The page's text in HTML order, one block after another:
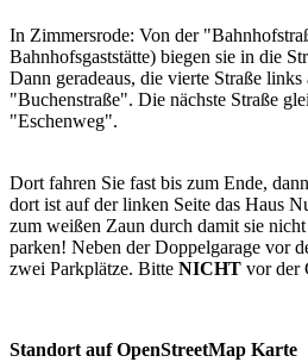
In Zimmersrode: Von der
Bahnhofsgaststätte) biegen sie in die
Dann geradeaus, die vierte Straße
"Buchenstraße". Die nächste Straße
"Eschenweg".
Dort fahren Sie fast bis zum Ende,
dort ist auf der linken Seite das Haus
zum weißen Zaun durch damit sie
parken! Neben der Doppelgarage vor
zwei Parkplätze. Bitte NICHT vor der
Standort auf OpenStreetMap Karte